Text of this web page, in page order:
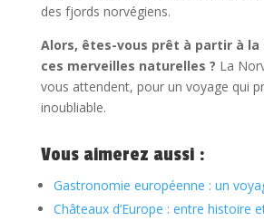
des fjords norvégiens.
Alors, êtes-vous prêt à partir à la
ces merveilles naturelles ? La
vous attendent, pour un voyage qui
inoubliable.
Vous aimerez aussi :
Gastronomie européenne : un
Châteaux d’Europe : entre histoire